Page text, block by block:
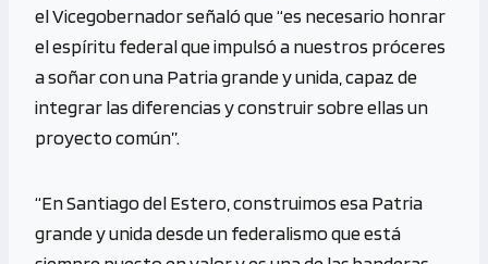
el Vicegobernador señaló que “es necesario honrar
el espíritu federal que impulsó a nuestros próceres
a soñar con una Patria grande y unida, capaz de
integrar las diferencias y construir sobre ellas un
proyecto común”.
“En Santiago del Estero, construimos esa Patria
grande y unida desde un federalismo que está